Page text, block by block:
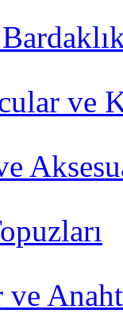
ve